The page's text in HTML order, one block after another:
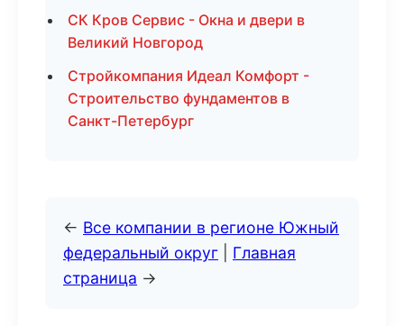
СК Кров Сервис - Окна и двери в
Великий Новгород
Стройкомпания Идеал Комфорт -
Строительство фундаментов в
Санкт-Петербург
← Все компании в регионе Южный
федеральный округ
Главная
страница →